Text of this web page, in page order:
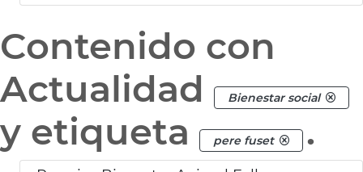
Contenido con
Actualidad
Bienestar social
y etiqueta pere fuset .